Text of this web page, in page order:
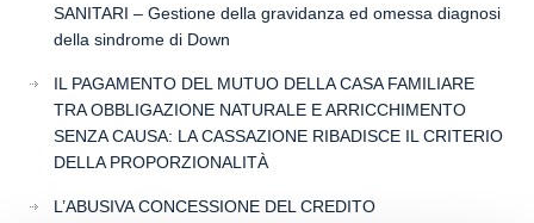
SANITARI – Gestione della gravidanza ed omessa diagnosi
della sindrome di Down
IL PAGAMENTO DEL MUTUO DELLA CASA FAMILIARE
TRA OBBLIGAZIONE NATURALE E ARRICCHIMENTO
SENZA CAUSA: LA CASSAZIONE RIBADISCE IL CRITERIO
DELLA PROPORZIONALITÀ
L’ABUSIVA CONCESSIONE DEL CREDITO